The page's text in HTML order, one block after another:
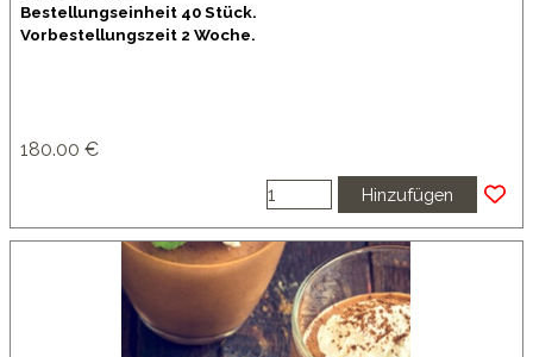
Bestellungseinheit 40 Stück.
Vorbestellungszeit 2 Woche.
180.00 €
Hinzufügen